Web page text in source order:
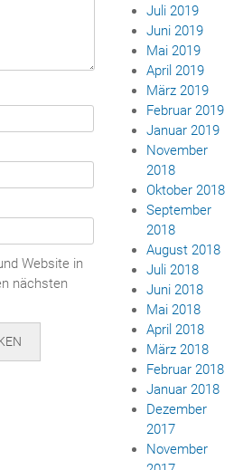
Website in
nächsten
Juli 2019
Juni 2019
Mai 2019
April 2019
März 2019
Februar 2019
Januar 2019
November
2018
Oktober 2018
September
2018
August 2018
Juli 2018
Juni 2018
Mai 2018
April 2018
März 2018
Februar 2018
Januar 2018
Dezember
2017
November